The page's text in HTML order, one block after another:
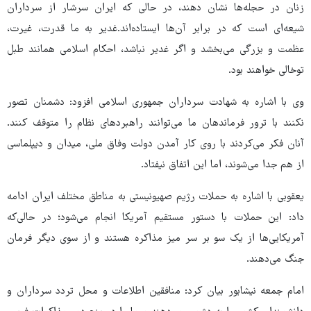
زنان در حجله‌ها نشان دهند، در حالی که ایران سرشار از سرداران
شیعه‌ای است که در برابر آن‌ها ایستاده‌اند.غدیر به ما قدرت، غیرت،
عظمت و بزرگی می‌بخشد و اگر غدیر نباشد، احکام اسلامی همانند طبل
توخالی خواهند بود.
وی با اشاره به شهادت سرداران جمهوری اسلامی افزود: دشمنان تصور
نکنند با ترور فرماندهان ما می‌توانند راهبردهای نظام را متوقف کنند.
آنان فکر می‌کردند با روی کار آمدن دولت وفاق ملی، میدان و دیپلماسی
از هم جدا می‌شوند، اما این اتفاق نیفتاد.
یعقوبی با اشاره به حملات رژیم صهیونیستی به مناطق مختلف ایران ادامه
داد: این حملات با دستور مستقیم آمریکا انجام می‌شود؛ در حالی‌که
آمریکایی‌ها از یک سو بر سر میز مذاکره هستند و از سوی دیگر فرمان
جنگ می‌دهند.
امام جمعه نیشابور بیان کرد: منافقین اطلاعات و محل تردد سرداران و